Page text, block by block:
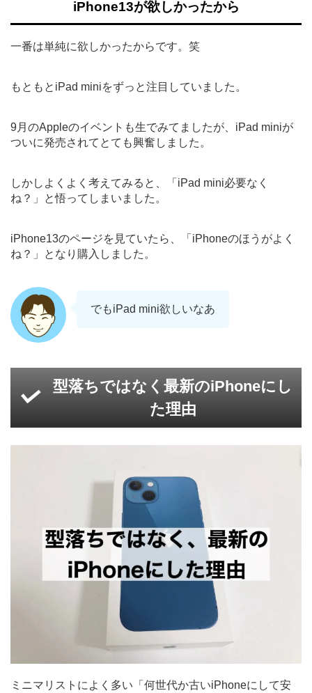
iPhone13が欲しかったから
一番は単純に欲しかったからです。笑
もともとiPad miniをずっと注目していました。
9月のAppleのイベントも生でみてましたが、iPad miniが
ついに発売されてとても興奮しました。
しかしよくよく考えてみると、「iPad mini必要なく
ね？」と悟ってしまいました。
iPhone13のページを見ていたら、「iPhoneのほうがよく
ね？」となり購入しました。
でもiPad mini欲しいなあ
型落ちではなく最新のiPhoneにし
た理由
ミニマリストによく多い「何世代か古いiPhoneにして安